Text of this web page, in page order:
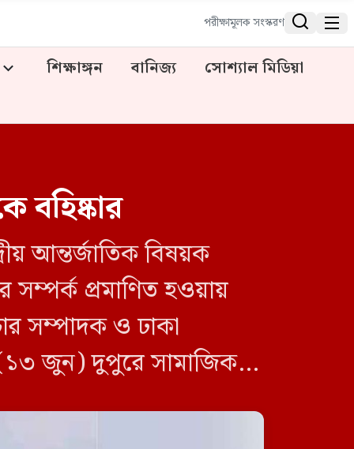
পরীক্ষামূলক সংস্করণ  
শিক্ষাঙ্গন বানিজ্য
সোশ্যাল মিডিয়া
বহিষ্কার
আন্তর্জাতিক বিষয়ক
সম্পর্ক প্রমাণিত হওয়ায়
সম্পাদক ও ঢাকা
(১৩ জুন) দুপুরে সামাজিক